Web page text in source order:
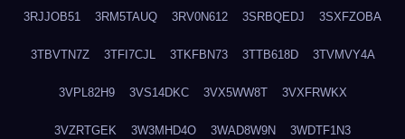
3RJJOB51 3RM5TAUQ 3RV0N612 3SRBQEDJ 3SXFZOBA
3TBVTN7Z 3TFI7CJL 3TKFBN73 3TTB618D 3TVMVY4A
3VPL82H9 3VS14DKC 3VX5WW8T 3VXFRWKX
3VZRTGEK 3W3MHD4O 3WAD8W9N 3WDTF1N3